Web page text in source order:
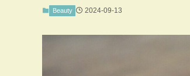
Beauty 2024-09-13